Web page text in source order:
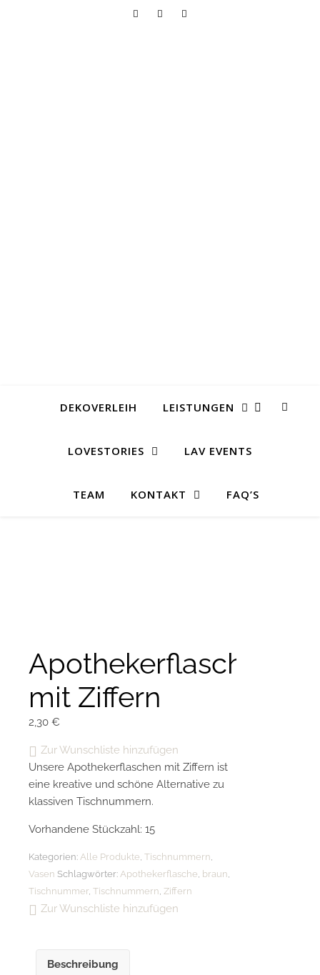
DEKOVERLEIH LEISTUNGEN
LOVESTORIES LAV EVENTS
TEAM KONTAKT FAQ’S
Apothekerflasche
mit Ziffern
2,30 €
Zur Wunschliste hinzufügen
Unsere Apothekerflaschen mit Ziffern ist
eine kreative und schöne Alternative zu
klassiven Tischnummern.
Vorhandene Stückzahl: 15
Kategorien: Alle Produkte, Tischnummern,
Vasen Schlagwörter: Apothekerflasche, braun,
Tischnummer, Tischnummern, Ziffern
Zur Wunschliste hinzufügen
Beschreibung